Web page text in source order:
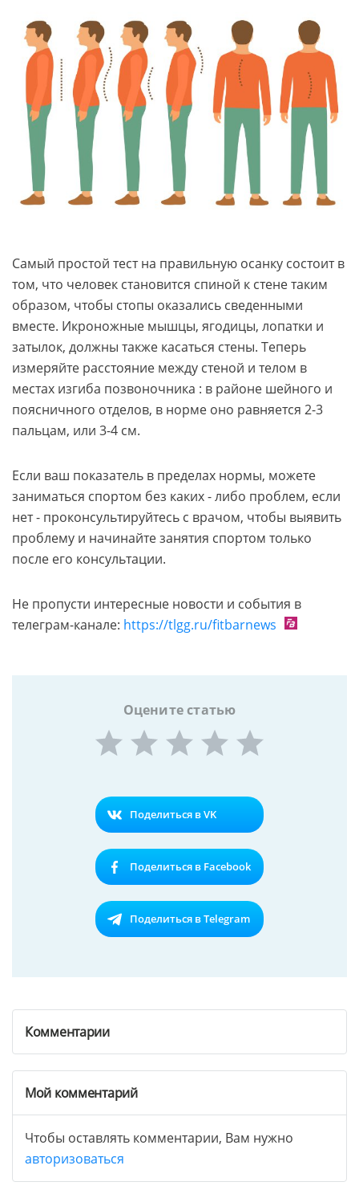
Самый простой тест на правильную осанку состоит в
том, что человек становится спиной к стене таким
образом, чтобы стопы оказались сведенными
вместе. Икроножные мышцы, ягодицы, лопатки и
затылок, должны также касаться стены. Теперь
измеряйте расстояние между стеной и телом в
местах изгиба позвоночника : в районе шейного и
поясничного отделов, в норме оно равняется 2-3
пальцам, или 3-4 см.
Если ваш показатель в пределах нормы, можете
заниматься спортом без каких - либо проблем, если
нет - проконсультируйтесь с врачом, чтобы выявить
проблему и начинайте занятия спортом только
после его консультации.
Не пропусти интересные новости и события в
телеграм-канале: https://tlgg.ru/fitbarnews
Оцените статью
Поделиться в VK
Поделиться в Facebook
Поделиться в Telegram
Комментарии
Мой комментарий
Чтобы оставлять комментарии, Вам нужно
авторизоваться